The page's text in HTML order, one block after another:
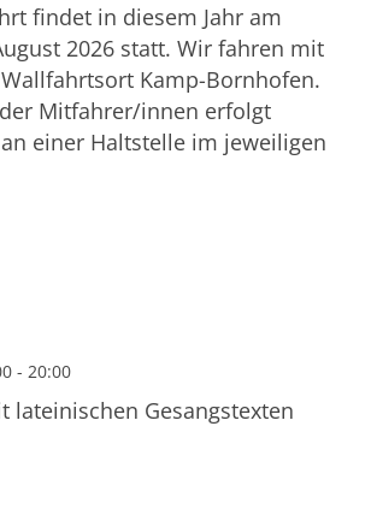
findet in diesem Jahr am
2026 statt. Wir fahren mit
Kamp-Bornhofen.
Mitfahrer/innen erfolgt
einer Haltstelle im jeweiligen
- 20:00
lateinischen Gesangstexten